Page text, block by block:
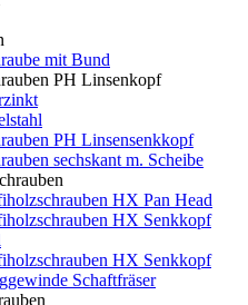
mit Bund
PH Linsenkopf
PH Linsensenkkopf
sechskant m. Scheibe
HX Pan Head
HX Senkkopf
HX Senkkopf
Schaftfräser